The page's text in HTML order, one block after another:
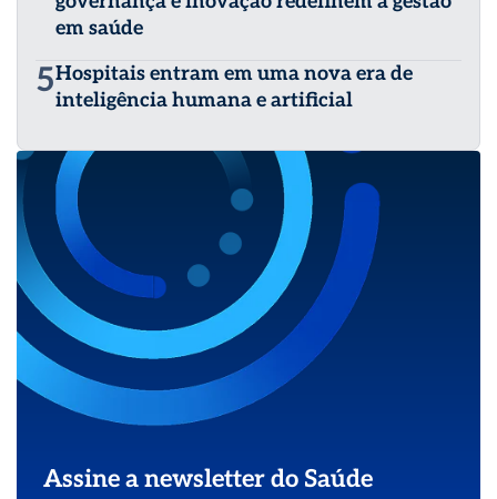
em saúde
5Hospitais entram em uma nova era de
inteligência humana e artificial
Assine a newsletter do Saúde